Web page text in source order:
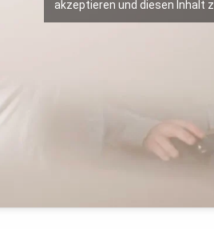
akzeptieren und diesen Inhalt